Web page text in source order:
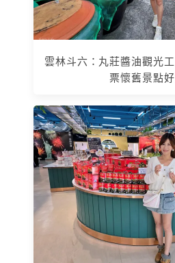
雲林斗六：丸莊醬油觀光
票懷舊景點